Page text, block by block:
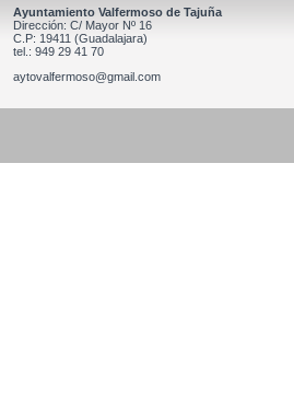
Ayuntamiento Valfermoso de Tajuña
Dirección: C/ Mayor Nº 16
C.P: 19411 (Guadalajara)
tel.: 949 29 41 70
aytovalfermoso@gmail.com